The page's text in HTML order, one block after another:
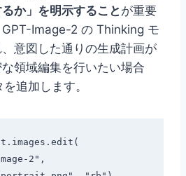
か」を明示すること が重要
GPT-Image-2 の Thinking モ
意図した通りの生成計画が
領域編集を行いたい場合
追加します。